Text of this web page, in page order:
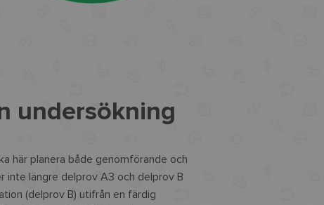
undersökning
här planera både genomförande och
inte längre delprov A3 och delprov B
(delprov B) utifrån en färdig